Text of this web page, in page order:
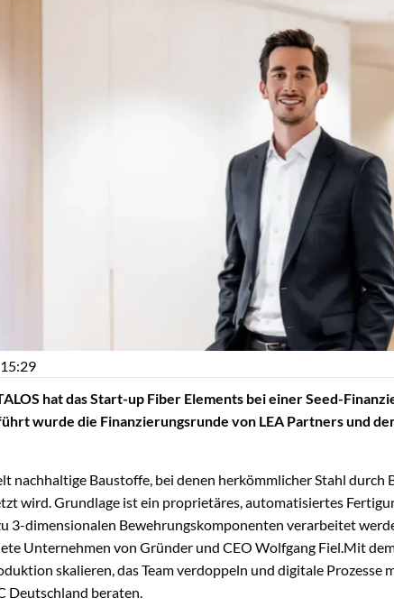
15:29
hat das Start-up Fiber Elements bei einer Seed-
wurde die Finanzierungsrunde von LEA Partners und
nachhaltige Baustoffe, bei denen herkömmlicher Stahl durch
wird. Grundlage ist ein proprietäres, automatisiertes
3-dimensionalen Bewehrungskomponenten verarbeitet
Unternehmen von Gründer und CEO Wolfgang Fiel.Mit
skalieren, das Team verdoppeln und digitale Prozesse
Deutschland beraten.